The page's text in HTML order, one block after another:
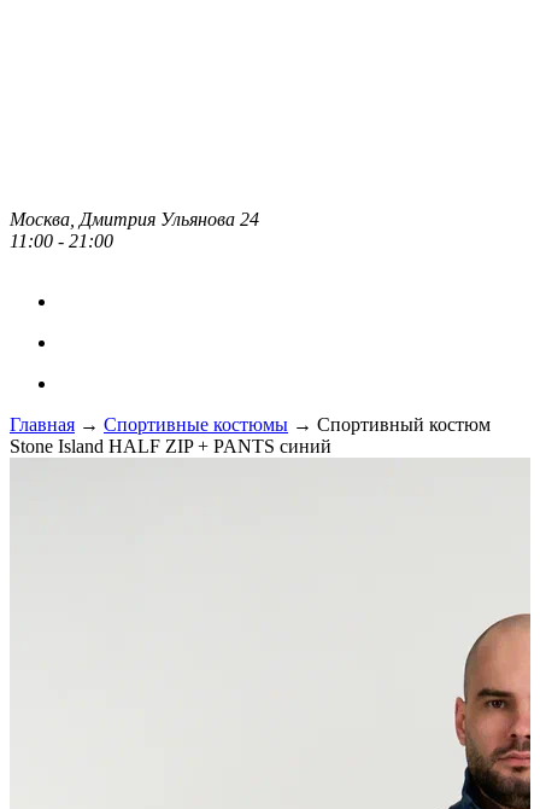
Москва, Дмитрия Ульянова 24
11:00 - 21:00
Главная → Спортивные костюмы → Спортивный костюм
Stone Island HALF ZIP + PANTS синий